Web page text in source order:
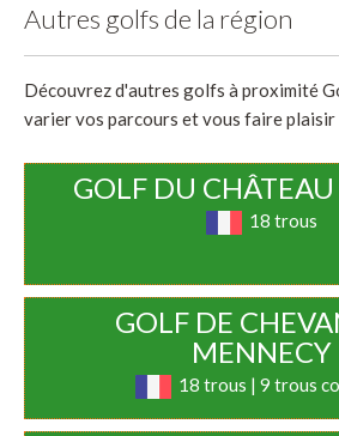
Autres golfs de la région
Découvrez d'autres golfs à proximité
varier vos parcours et vous faire plaisir
GOLF DU CHÂTEAU
18 trous
GOLF DE
MENNECY
18 trous | 9 trous